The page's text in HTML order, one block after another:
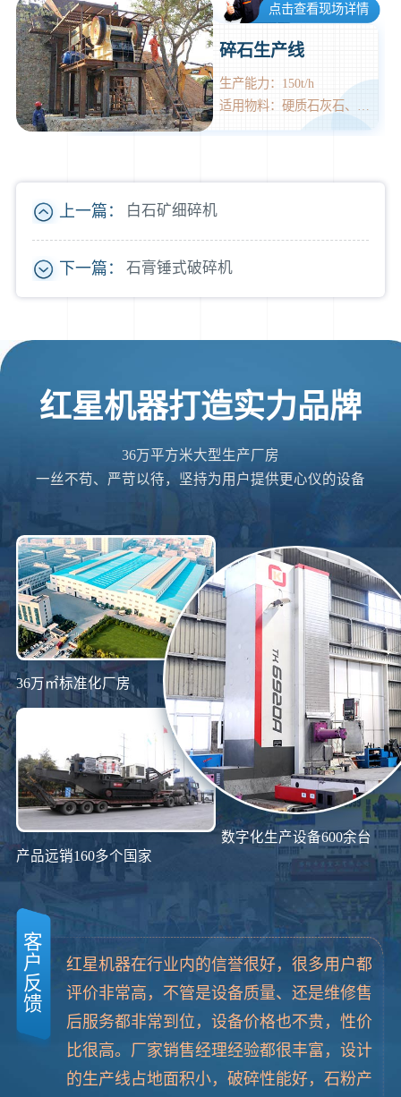
点击查看现场详情
碎石生产线
生产能力：150t/h
适用物料：硬质石灰石、花岗石、玄武岩等
上一篇： 白石矿细碎机
下一篇： 石膏锤式破碎机
红星机器打造实力品牌
36万平方米大型生产厂房
一丝不苟、严苛以待，坚持为用户提供更心仪的设备
36万㎡标准化厂房
产品远销160多个国家
数字化生产设备600余台
客
户
反
馈
红星机器在行业内的信誉很好，很多用户都
评价非常高，不管是设备质量、还是维修售
后服务都非常到位，设备价格也不贵，性价
比很高。厂家销售经理经验都很丰富，设计
的生产线占地面积小，破碎性能好，石粉产